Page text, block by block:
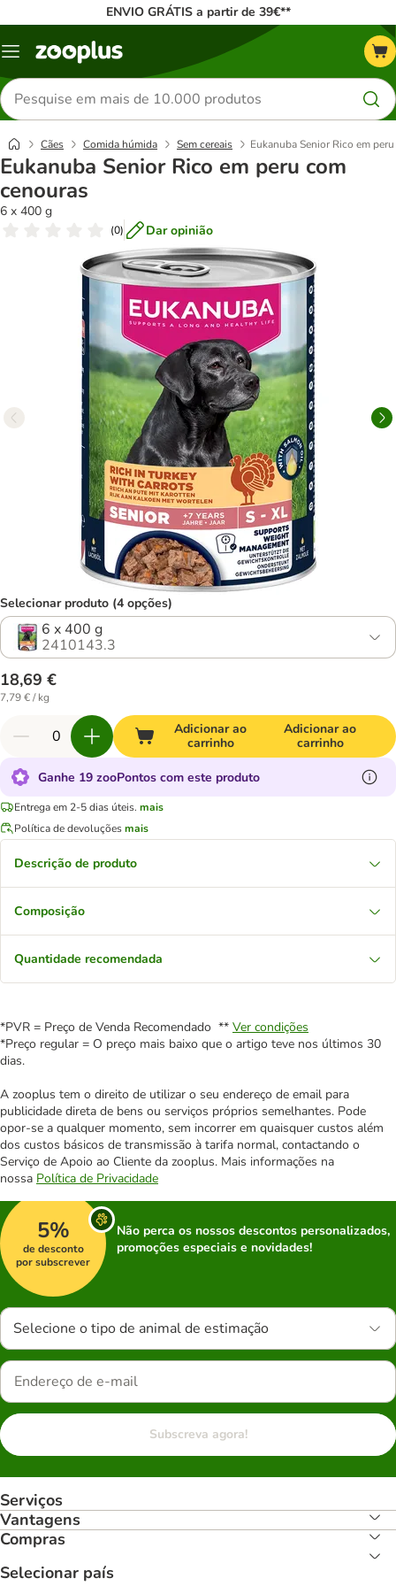
ENVIO GRÁTIS a partir de 39€**
Menu
Pesquisar
produtos
Cães Comida húmida Sem cereais Eukanuba Senior Rico em
Eukanuba Senior Rico em peru com
cenouras
6 x 400 g
(0) Dar opinião
Selecionar produto (4 opções)
6 x 400 g
2410143.3
18,69 €
7,79 € / kg
Adicionar ao
carrinho
Adicionar ao
carrinho
Ganhe 19 zooPontos com este produto
Entrega em 2-5 dias úteis. mais
Política de devoluçõesmais
Descrição de produto
Composição
Quantidade recomendada
*PVR = Preço de Venda Recomendado ** Ver condições
*Preço regular = O preço mais baixo que o artigo teve nos últimos 30
dias.
A zooplus tem o direito de utilizar o seu endereço de email para
publicidade direta de bens ou serviços próprios semelhantes. Pode
opor-se a qualquer momento, sem incorrer em quaisquer custos além
dos custos básicos de transmissão à tarifa normal, contactando o
Serviço de Apoio ao Cliente da zooplus. Mais informações na
nossa Política de Privacidade
5%
de desconto
por subscrever
Não perca os nossos descontos personalizados,
promoções especiais e novidades!
Selecione o tipo de animal de estimação
Subscreva agora!
Serviços
Vantagens
Compras
Selecionar país